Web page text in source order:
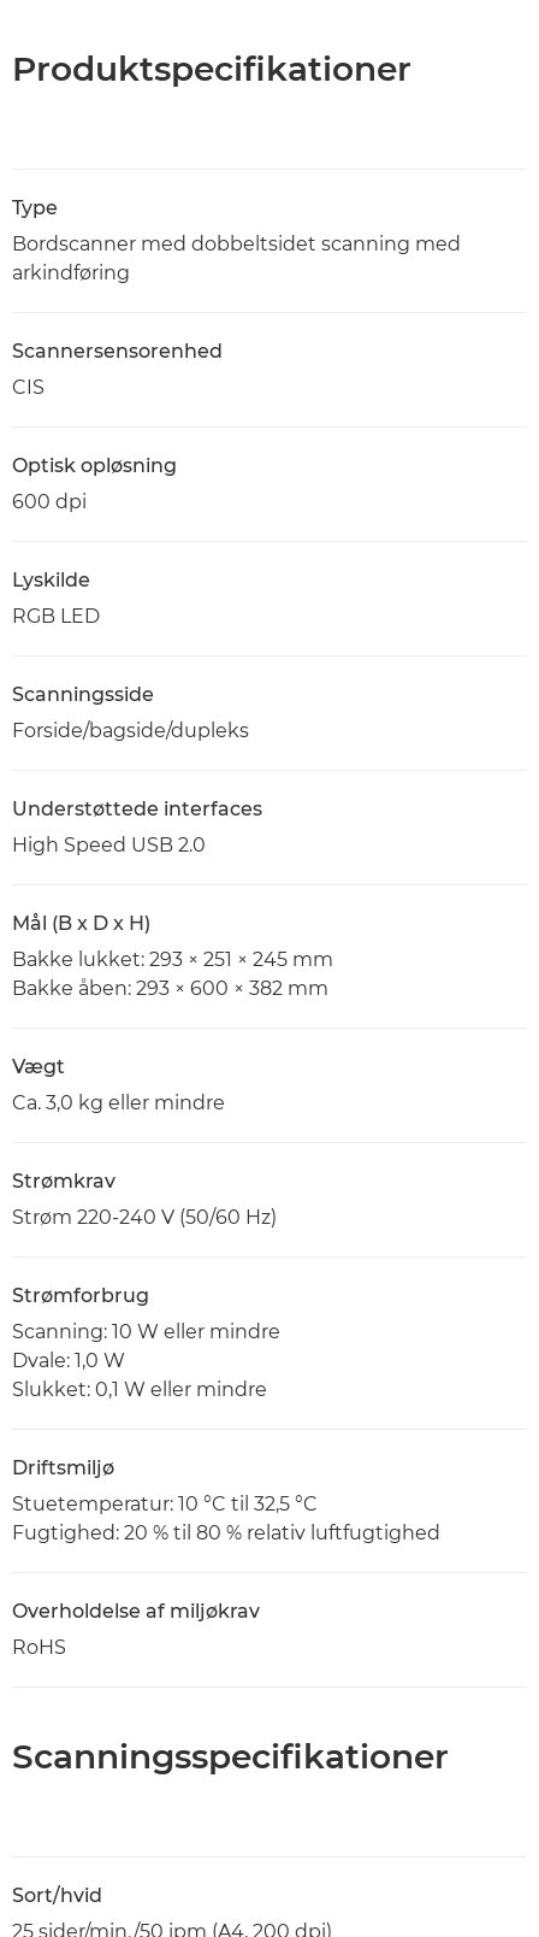
Produktspecifikationer
Type
Bordscanner med dobbeltsidet scanning med
arkindføring
Scannersensorenhed
CIS
Optisk opløsning
600 dpi
Lyskilde
RGB LED
Scanningsside
Forside/bagside/dupleks
Understøttede interfaces
High Speed USB 2.0
Mål (B x D x H)
Bakke lukket: 293 × 251 × 245 mm
Bakke åben: 293 × 600 × 382 mm
Vægt
Ca. 3,0 kg eller mindre
Strømkrav
Strøm 220-240 V (50/60 Hz)
Strømforbrug
Scanning: 10 W eller mindre
Dvale: 1,0 W
Slukket: 0,1 W eller mindre
Driftsmiljø
Stuetemperatur: 10 °C til 32,5 °C
Fugtighed: 20 % til 80 % relativ luftfugtighed
Overholdelse af miljøkrav
RoHS
Scanningsspecifikationer
Sort/hvid
25 sider/min./50 ipm (A4, 200 dpi)